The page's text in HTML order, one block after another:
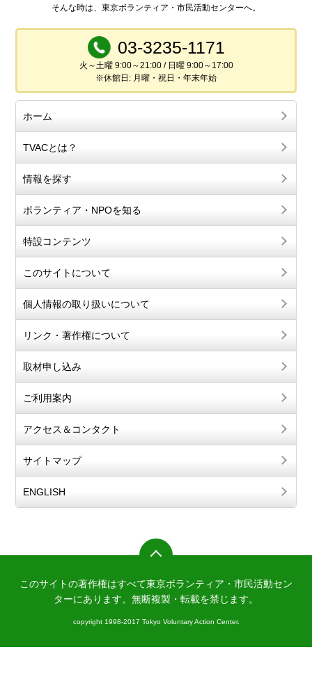
そんな時は、東京ボランティア・市民活動センターへ。
03-3235-1171
火～土曜 9:00～21:00 / 日曜 9:00～17:00
※休館日: 月曜・祝日・年末年始
ホーム
TVACとは？
情報を探す
ボランティア・NPOを知る
特設コンテンツ
このサイトについて
個人情報の取り扱いについて
リンク・著作権について
取材申し込み
ご利用案内
アクセス＆コンタクト
サイトマップ
ENGLISH
このサイトの著作権はすべて東京ボランティア・市民活動セン
ターにあります。 無断複製・転載を禁じます。
copyright 1998-2017 Tokyo Voluntary Action Center.